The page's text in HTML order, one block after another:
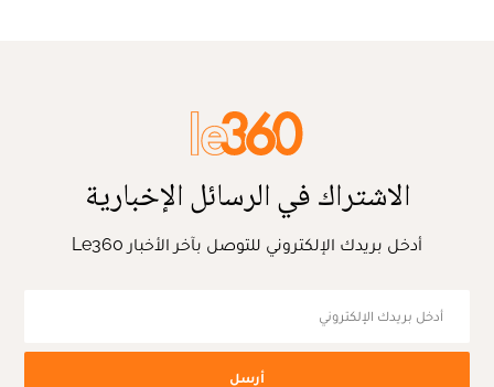
الاشتراك في الرسائل الإخبارية
أدخل بريدك الإلكتروني للتوصل بآخر الأخبار Le360
أرسل